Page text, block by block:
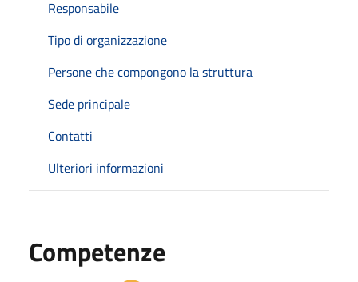
Responsabile
Tipo di organizzazione
Persone che compongono la struttura
Sede principale
Contatti
Ulteriori informazioni
Competenze